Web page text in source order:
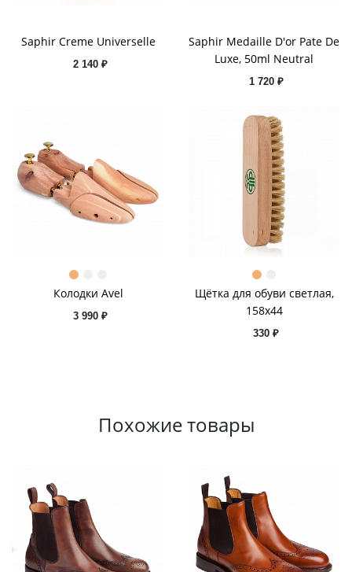
Saphir Creme Universelle
2 140 ₽
Saphir Medaille D'or Pate De
Luxe, 50ml Neutral
1 720 ₽
Колодки Avel
3 990 ₽
Щётка для обуви светлая,
158x44
330 ₽
Похожие товары